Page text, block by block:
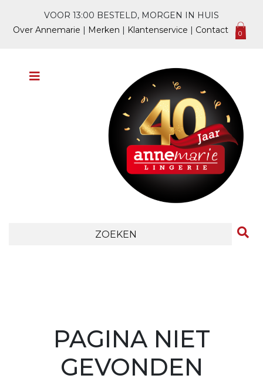
VOOR 13:00 BESTELD, MORGEN IN HUIS
Over Annemarie | Merken | Klantenservice | Contact 0
PAGINA NIET
GEVONDEN